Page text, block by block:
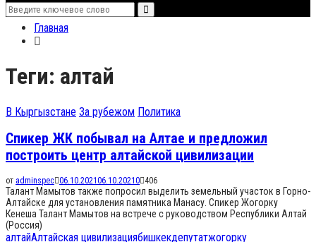
Search
for:
Search
Главная
Теги: алтай
В Кыргызстане За рубежом Политика
Спикер ЖК побывал на Алтае и предложил
построить центр алтайской цивилизации
от adminspec 06.10.202106.10.20210 406
Талант Мамытов также попросил выделить земельный участок в Горно-
Алтайске для установления памятника Манасу. Спикер Жогорку
Кенеша Талант Мамытов на встрече с руководством Республики Алтай
(Россия)
алтайАлтайская цивилизациябишкекдепутатжогорку